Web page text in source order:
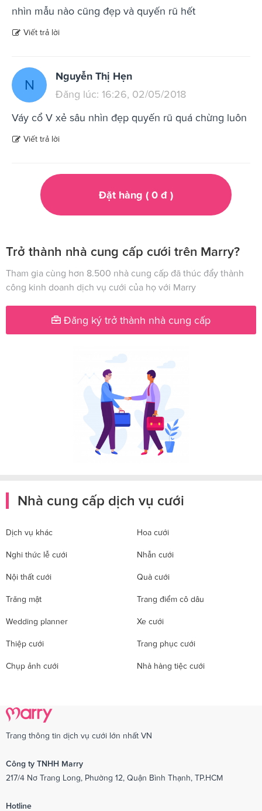
nhìn mẫu nào cũng đẹp và quyến rũ hết
Viết trả lời
N
Nguyễn Thị Hẹn
Đăng lúc: 16:26, 02/05/2018
Váy cổ V xẻ sâu nhìn đẹp quyến rũ quá chừng luôn
Viết trả lời
Đặt hàng ( 0đ )
Trở thành nhà cung cấp cưới trên Marry?
Tham gia cùng hơn 8.500 nhà cung cấp đã thúc đẩy thành
công kinh doanh dịch vụ cưới của họ với Marry
Đăng ký trở thành nhà cung cấp
Nhà cung cấp dịch vụ cưới
Dịch vụ khác Hoa cưới
Nghi thức lễ cưới Nhẫn cưới
Nội thất cưới Quà cưới
Trăng mật Trang điểm cô dâu
Wedding planner Xe cưới
Thiệp cưới Trang phục cưới
Chụp ảnh cưới Nhà hàng tiệc cưới
Trang thông tin dịch vụ cưới lớn nhất VN
Công ty TNHH Marry
217/4 Nơ Trang Long, Phường 12, Quận Bình Thạnh, TP.HCM
Hotline